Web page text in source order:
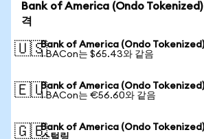
Bank of America (Ondo Tokenized)
격
🇺🇸Bank of America (Ondo Tokenized)
1 BACon는 $65.43와 같음
🇪🇺Bank of America (Ondo Tokenized)
1 BACon는 €56.60와 같음
🇬🇧Bank of America (Ondo Tokenized)
스털링